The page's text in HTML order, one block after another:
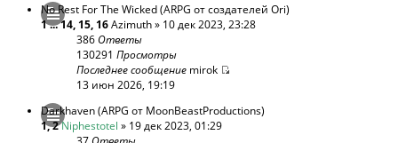
No Rest For The Wicked (ARPG от создателей Ori)
1...14, 15, 16Azimuth» 10 дек 2023, 23:28
386Ответы
130291 Просмотры
Последнее сообщение mirok
13 июн 2026, 19:19
Darkhaven (ARPG от MoonBeastProductions)
1,2Niphestotel » 19 дек 2023, 01:29